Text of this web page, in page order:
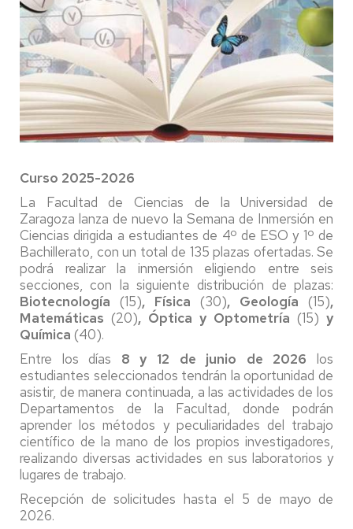
Curso 2025-2026
La Facultad de Ciencias de la Universidad de
Zaragoza lanza de nuevo la Semana de Inmersión en
Ciencias dirigida a estudiantes de 4º de ESO y 1º de
Bachillerato, con un total de 135 plazas ofertadas. Se
podrá realizar la inmersión eligiendo entre seis
secciones, con la siguiente distribución de plazas:
Biotecnología (15), Física (30), Geología (15),
Matemáticas (20), Óptica y Optometría (15) y
Química (40).
Entre los días 8 y 12 de junio de 2026 los
estudiantes seleccionados tendrán la oportunidad de
asistir, de manera continuada, a las actividades de los
Departamentos de la Facultad, donde podrán
aprender los métodos y peculiaridades del trabajo
científico de la mano de los propios investigadores,
realizando diversas actividades en sus laboratorios y
lugares de trabajo.
Recepción de solicitudes hasta el 5 de mayo de
2026.